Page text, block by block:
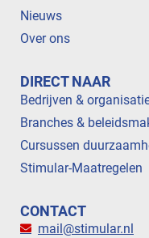
Nieuws
Over ons
DIRECT NAAR
Bedrijven &
Branches &
Cursussen
Stimular-Maatregelen
CONTACT
mail@stimular.nl